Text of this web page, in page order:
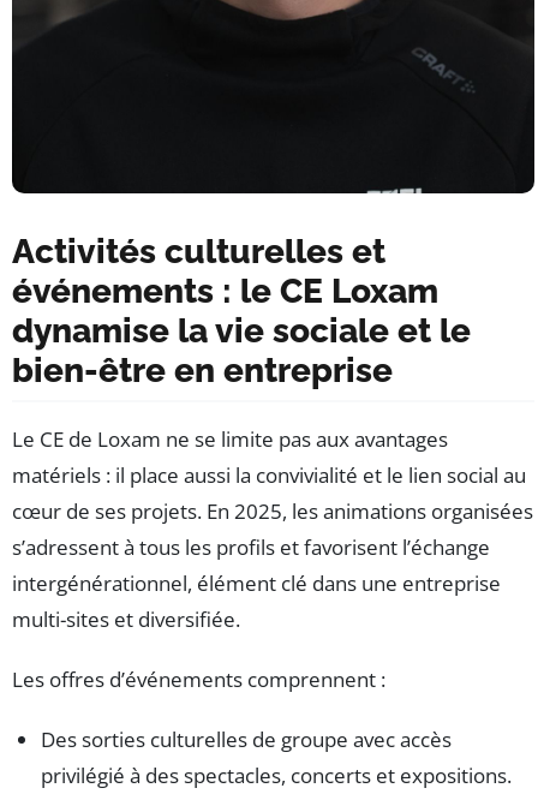
Activités culturelles et
événements : le CE Loxam
dynamise la vie sociale et le
bien-être en entreprise
Le CE de Loxam ne se limite pas aux avantages
matériels : il place aussi la convivialité et le lien social au
cœur de ses projets. En 2025, les animations organisées
s’adressent à tous les profils et favorisent l’échange
intergénérationnel, élément clé dans une entreprise
multi-sites et diversifiée.
Les offres d’événements comprennent :
Des sorties culturelles de groupe avec accès
privilégié à des spectacles, concerts et expositions.